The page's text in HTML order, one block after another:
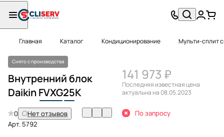
Главная Каталог Кондиционирование Мульти-сплит
Снято с производства
Внутренний блок
DaikinFVXG25K
0
Нет отзывов
Арт. 5792
141 973 ₽
Последняя известная цена
актуальна на 08.05.2023
По запросу